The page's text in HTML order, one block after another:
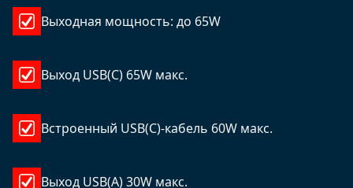
Выходная мощность: до 65W
Выход USB(C) 65W макс.
Встроенный USB(C)-кабель 60W макс.
Выход USB(A) 30W макс.